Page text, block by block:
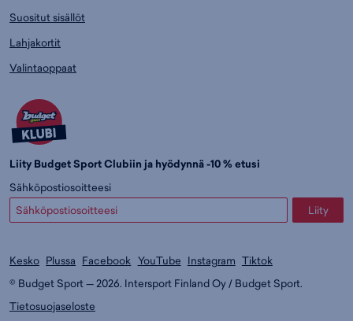
Suositut sisällöt
Lahjakortit
Valintaoppaat
Liity Budget Sport Clubiin ja hyödynnä -10 % etusi
Sähköpostiosoitteesi
Liity
Kesko Plussa Facebook YouTube Instagram Tiktok
© Budget Sport — 2026. Intersport Finland Oy / Budget Sport.
Tietosuojaseloste